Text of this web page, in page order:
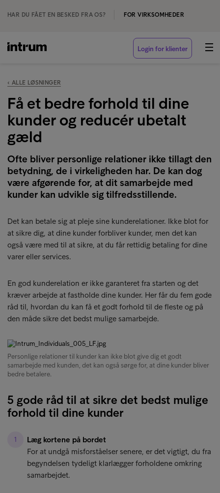
HAR DU FÅET EN BESKED FRA OS? FOR VIRKSOMHEDER
Login for klienter
‹ ALLE LØSNINGER
Få et bedre forhold til dine
kunder og reducér ubetalt
gæld
Ofte bliver personlige relationer ikke tillagt den
betydning, de i virkeligheden har. De kan dog
være afgørende for, at dit samarbejde med
kunder kan udvikle sig tilfredsstillende.
Det kan betale sig at pleje sine kunderelationer. Ikke blot for
at sikre dig, at dine kunder forbliver kunder, men det kan
også være med til at sikre, at du får rettidig betaling for dine
varer eller services.
En god kunderelation er ikke garanteret fra starten og det
kræver arbejde at fastholde dine kunder. Her får du fem gode
råd til, hvordan du kan få et godt forhold til de fleste og på
den måde sikre det bedst mulige samarbejde.
Personlige relationer til kunder kan ikke blot give dig et godt
samarbejde med kunden, det kan også sørge for, at dine kunder bliver
bedre betalere.
5 gode råd til at sikre det bedst mulige
forhold til dine kunder
Læg kortene på bordet
For at undgå misforståelser senere, er det vigtigt, du fra
begyndelsen tydeligt klarlægger forholdene omkring
samarbejdet.